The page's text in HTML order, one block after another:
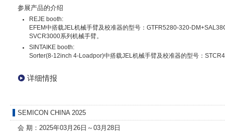
参展产品的介绍
REJE booth:
EFEM中搭载JEL机械手臂及校准器的型号：GTFR5280-320-
SVCR3000系列机械手臂。
SINTAIKE booth:
Sorter(8-12inch 4-Loadpor)中搭载JEL机械手臂及校准器的型号：
详细情报
SEMICON CHINA 2025
会 期：2025年03月26日～03月28日